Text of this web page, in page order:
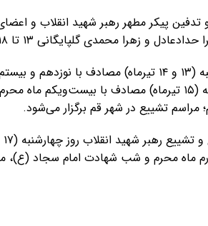
تدفین پیکر مطهر رهبر شهید انقلاب و
محمدی گلپایگانی ۱۳ تا ۱۸ تیرماه برگزار خواهد شد.
روزهای شنبه و یکشنبه (۱۳ و ۱۴ تیرماه)
تشییع در شهر قم برگزار می‌شود.
ماه محرم و شب شهادت امام سجاد (ع)،